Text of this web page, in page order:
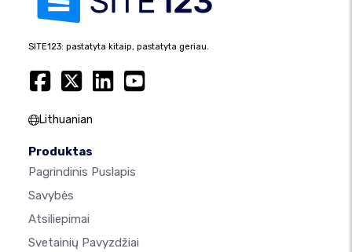
SITE123: pastatyta kitaip, pastatyta geriau.
Lithuanian
Produktas
Pagrindinis Puslapis
Savybės
Atsiliepimai
Svetainių Pavyzdžiai